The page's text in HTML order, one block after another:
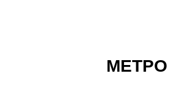
МЕТРО